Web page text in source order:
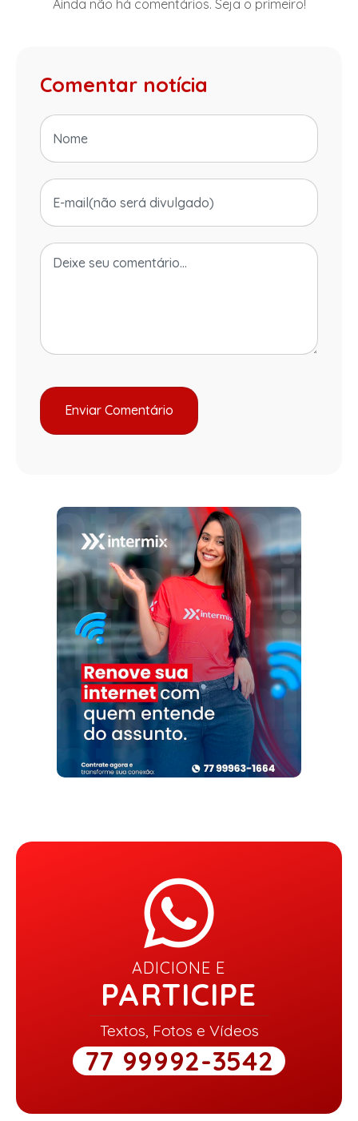
Ainda não há comentários. Seja o primeiro!
Comentar notícia
ADICIONE E
PARTICIPE
Textos, Fotos e Vídeos
77 99992-3542